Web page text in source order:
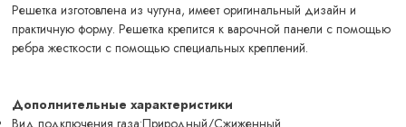
Решетка изготовлена из чугуна, имеет оригинальный дизайн и
практичную форму. Решетка крепится к варочной панели с помощью
ребра жесткости с помощью специальных креплений.
Дополнительные характеристики